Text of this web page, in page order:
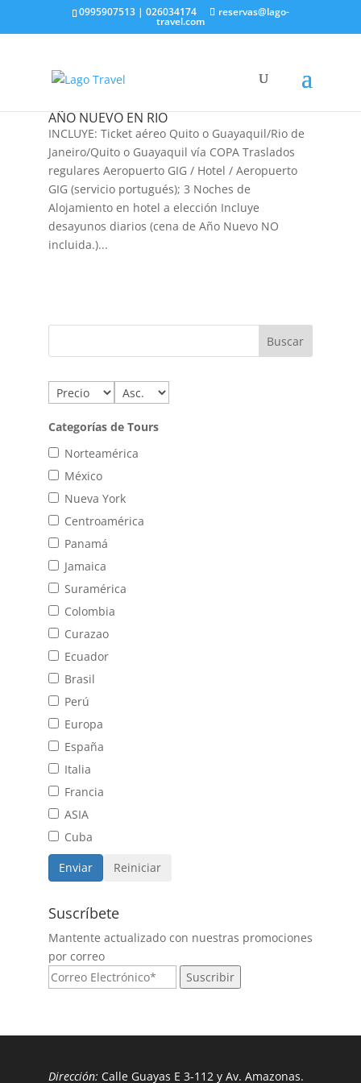
0995907513 | 026034174 reservas@lago-
travel.com
AÑO NUEVO EN RIO
INCLUYE: Ticket aéreo Quito o Guayaquil/Rio de
Janeiro/Quito o Guayaquil vía COPA Traslados
regulares Aeropuerto GIG / Hotel / Aeropuerto
GIG (servicio portugués); 3 Noches de
Alojamiento en hotel a elección Incluye
desayunos diarios (cena de Año Nuevo NO
incluida.)...
Categorías de Tours
Norteamérica
México
Nueva York
Centroamérica
Panamá
Jamaica
Suramérica
Colombia
Curazao
Ecuador
Brasil
Perú
Europa
España
Italia
Francia
ASIA
Cuba
Suscríbete
Mantente actualizado con nuestras promociones
por correo
Dirección: Calle Guayas E 3-112 y Av. Amazonas.